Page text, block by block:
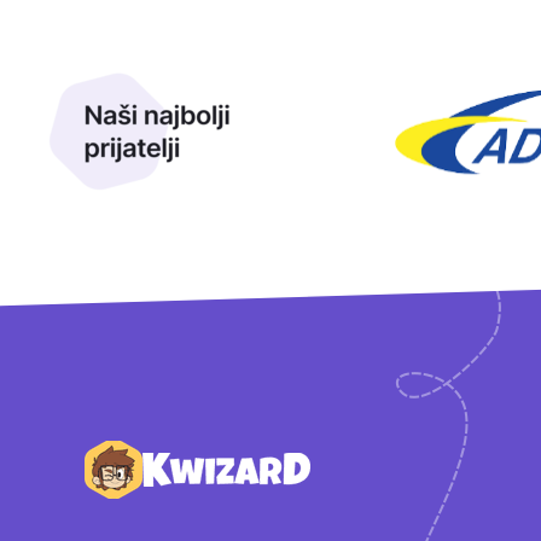
Podnožje